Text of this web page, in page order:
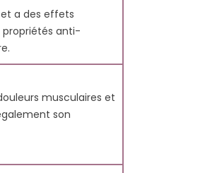
(C60) aide les...
a des effets
propriétés anti-
musculaires et
son